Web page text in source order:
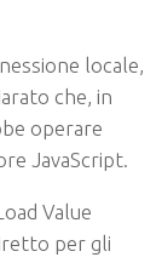
locale,
che, in
operare
JavaScript.
Value
per gli